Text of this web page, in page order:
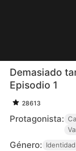
Demasiado
Episodio 1
28613
Protagonista:
Género: